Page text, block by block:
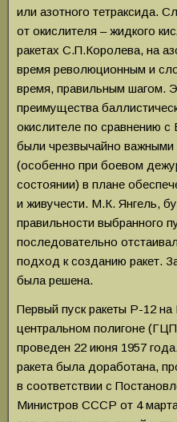
или азотного тетраксида.
от окислителя – жидкого
ракетах С.П.Королева, на
время революционным и
время, правильным шагом.
преимущества
окислителе по сравнению
были чрезвычайно важными
(особенно при боевом
состоянии) в плане
и живучести. М.К. Янгель,
правильности выбранного
последовательно
подход к созданию ракет.
была решена.
Первый пуск ракеты Р-12 на
центральном полигоне
проведен 22 июня 1957
ракета была доработана,
в соответствии с
Министров СССР от 4